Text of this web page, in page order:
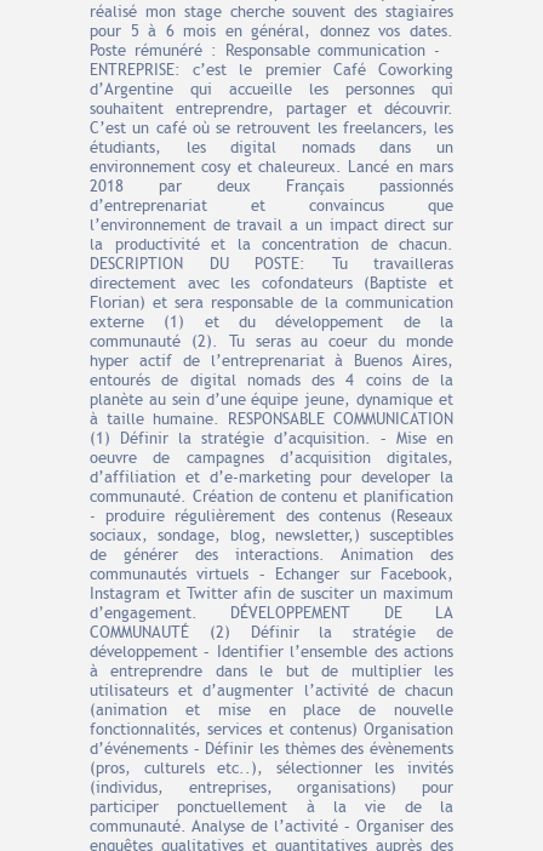
réalisé mon stage cherche souvent des stagiaires
pour 5 à 6 mois en général, donnez vos dates.
Poste rémunéré : Responsable communication -
ENTREPRISE: c’est le premier Café Coworking
d’Argentine qui accueille les personnes qui
souhaitent entreprendre, partager et découvrir.
C’est un café où se retrouvent les freelancers, les
étudiants, les digital nomads dans un
environnement cosy et chaleureux. Lancé en mars
2018 par deux Français passionnés
d’entreprenariat et convaincus que
l’environnement de travail a un impact direct sur
la productivité et la concentration de chacun.
DESCRIPTION DU POSTE: Tu travailleras
directement avec les cofondateurs (Baptiste et
Florian) et sera responsable de la communication
externe (1) et du développement de la
communauté (2). Tu seras au coeur du monde
hyper actif de l’entreprenariat à Buenos Aires,
entourés de digital nomads des 4 coins de la
planète au sein d’une équipe jeune, dynamique et
à taille humaine. RESPONSABLE COMMUNICATION
(1) Définir la stratégie d’acquisition. – Mise en
oeuvre de campagnes d’acquisition digitales,
d’affiliation et d’e-marketing pour developer la
communauté. Création de contenu et planification
- produire régulièrement des contenus (Reseaux
sociaux, sondage, blog, newsletter,) susceptibles
de générer des interactions. Animation des
communautés virtuels – Echanger sur Facebook,
Instagram et Twitter afin de susciter un maximum
d’engagement. DÉVELOPPEMENT DE LA
COMMUNAUTÉ (2) Définir la stratégie de
développement – Identifier l’ensemble des actions
à entreprendre dans le but de multiplier les
utilisateurs et d’augmenter l’activité de chacun
(animation et mise en place de nouvelle
fonctionnalités, services et contenus) Organisation
d’événements – Définir les thèmes des évènements
(pros, culturels etc..), sélectionner les invités
(individus, entreprises, organisations) pour
participer ponctuellement à la vie de la
communauté. Analyse de l’activité – Organiser des
enquêtes qualitatives et quantitatives auprès des